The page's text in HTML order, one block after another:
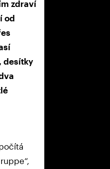
zdraví
od
desítky